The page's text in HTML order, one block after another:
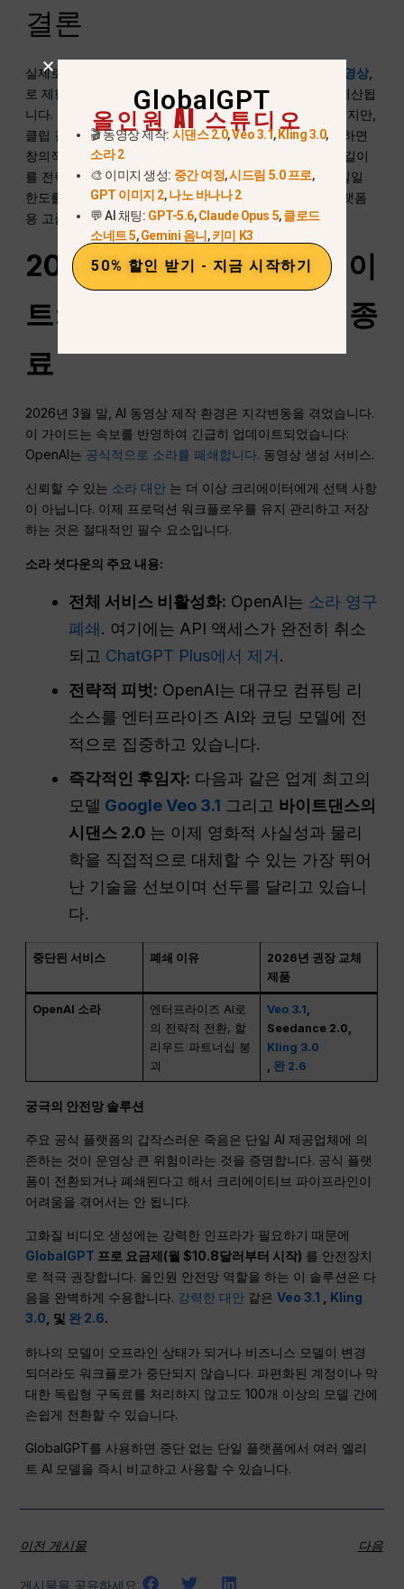
결론
실제로, 하루 최대 15개의 동영상,
로 제한되며, 15초 동영상은 이 제한에 두 개의 클립으로 계산됩
니다. 앱의 메시지와 길이 변경으로 인해 혼란스러울 수 있지만,
클립 길이, 일일 한도 및 검토 규칙 간의 상충 관계를 이해하면
창의적인 결과물을 극대화하는 데 도움이 됩니다. 동영상 길이
를 전략적으로 혼합하고 프롬프트를 계획하면 Sora 2의 일일
한도를 최대한 활용하면서 TikTok, Instagram 및 기타 플랫폼
용 고품질 콘텐츠를 제작할 수 있습니다.
2026년 3월 말 긴급 업데이
트: OpenAI의 Sora 영구 종
료
2026년 3월 말, AI 동영상 제작 환경은 지각변동을 겪었습니다.
이 가이드는 속보를 반영하여 긴급히 업데이트되었습니다:
OpenAI는 공식적으로 소라를 폐쇄합니다. 동영상 생성 서비스.
신뢰할 수 있는 소라 대안 는 더 이상 크리에이터에게 선택 사항
이 아닙니다. 이제 프로덕션 워크플로우를 유지 관리하고 저장
하는 것은 절대적인 필수 요소입니다.
소라 셧다운의 주요 내용:
전체 서비스 비활성화: OpenAI는 소라 영구
폐쇄. 여기에는 API 액세스가 완전히 취소
되고 ChatGPT Plus에서 제거.
전략적 피벗: OpenAI는 대규모 컴퓨팅 리
소스를 엔터프라이즈 AI와 코딩 모델에 전
적으로 집중하고 있습니다.
즉각적인 후임자: 다음과 같은 업계 최고의
모델 Google Veo 3.1 그리고 바이트댄스의
시댄스 2.0 는 이제 영화적 사실성과 물리
학을 직접적으로 대체할 수 있는 가장 뛰어
난 기술을 선보이며 선두를 달리고 있습니
다.
중단된 서비스 폐쇄 이유
2026년 권장 교체
제품
OpenAI 소라
엔터프라이즈 AI로
의 전략적 전환, 할
리우드 파트너십 붕
괴
Veo 3.1
Seedance 2.0,
Kling 3.0
완 2.6
궁극의 안전망 솔루션
주요 공식 플랫폼의 갑작스러운 죽음은 단일 AI 제공업체에 의
존하는 것이 운영상 큰 위험이라는 것을 증명합니다. 공식 플랫
폼이 전환되거나 폐쇄된다고 해서 크리에이티브 파이프라인이
어려움을 겪어서는 안 됩니다.
고화질 비디오 생성에는 강력한 인프라가 필요하기 때문에
GlobalGPT 프로 요금제(월 $10.8달러부터 시작) 를 안전장치
로 적극 권장합니다. 올인원 안전망 역할을 하는 이 솔루션은 다
음을 완벽하게 수용합니다. 강력한 대안 같은Veo 3.1
Kling
3.0 , 및 완 2.6.
하나의 모델이 오프라인 상태가 되거나 비즈니스 모델이 변경
되더라도 워크플로가 중단되지 않습니다. 파편화된 계정이나 막
대한 독립형 구독료를 처리하지 않고도 100개 이상의 모델 간에
손쉽게 전환할 수 있습니다.
GlobalGPT를 사용하면 중단 없는 단일 플랫폼에서 여러 엘리
트 AI 모델을 즉시 비교하고 사용할 수 있습니다.
이전 게시물 다음
게시물을 공유하세요:
GlobalGPT
올인원 AI 스튜디오
🎬 동영상 제작: 시댄스 2.0,Veo 3.1,Kling 3.0,
소라 2
🎨 이미지 생성: 중간 여정,시드림 5.0 프로,
GPT 이미지 2,나노 바나나 2
💬 AI 채팅: GPT-5.6,Claude Opus 5,클로드
소네트 5,Gemini 옴니,키미 K3
50% 할인 받기 - 지금 시작하기